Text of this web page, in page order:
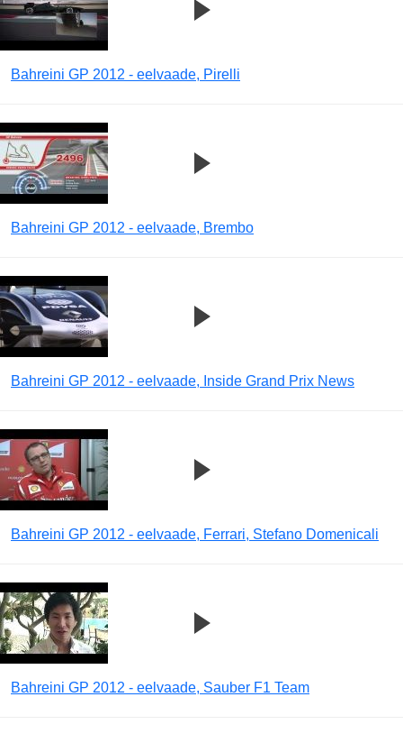
Bahreini GP 2012 - eelvaade, Pirelli
Bahreini GP 2012 - eelvaade, Brembo
Bahreini GP 2012 - eelvaade, Inside Grand Prix News
Bahreini GP 2012 - eelvaade, Ferrari, Stefano Domenicali
Bahreini GP 2012 - eelvaade, Sauber F1 Team